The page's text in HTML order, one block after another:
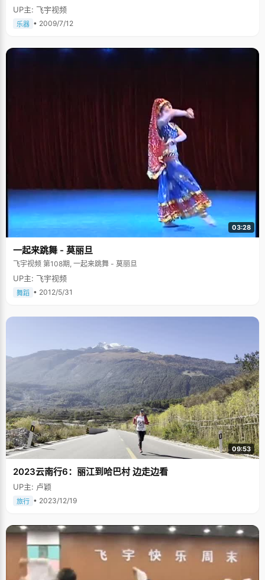
UP主: 飞宇视频
乐器 • 2009/7/12
03:28
一起来跳舞 - 莫丽旦
飞宇视频 第108期, 一起来跳舞 - 莫丽旦
UP主: 飞宇视频
舞蹈 • 2012/5/31
09:53
2023云南行6：丽江到哈巴村 边走边看
UP主: 卢颖
旅行 • 2023/12/19